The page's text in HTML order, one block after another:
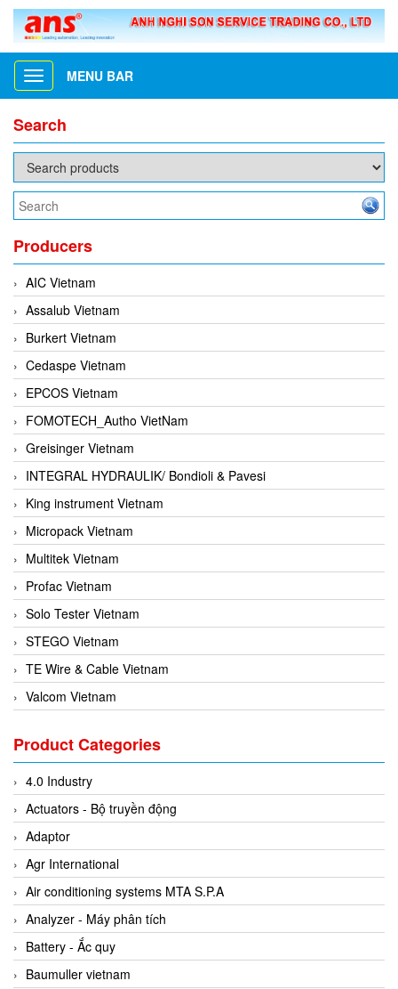
Toggle
navigation
MENU BAR
Search
Producers
AIC Vietnam
Assalub Vietnam
Burkert Vietnam
Cedaspe Vietnam
EPCOS Vietnam
FOMOTECH_Autho VietNam
Greisinger Vietnam
INTEGRAL HYDRAULIK/ Bondioli & Pavesi
King instrument Vietnam
Micropack Vietnam
Multitek Vietnam
Profac Vietnam
Solo Tester Vietnam
STEGO Vietnam
TE Wire & Cable Vietnam
Valcom Vietnam
3CTEST Vietnam
4B VietNam Vietnam
ABB Vietnam
AC Infinity Vietnam
AC&E Telecommunications
AC&T Vietnam
Accepta Vietnam
ACCUMAC Vietnam
AccuWeb Vietnam
Product Categories
4.0 Industry
Actuators - Bộ truyền động
Adaptor
Agr International
Air conditioning systems MTA S.P.A
Analyzer - Máy phân tích
Battery - Ắc quy
Baumuller vietnam